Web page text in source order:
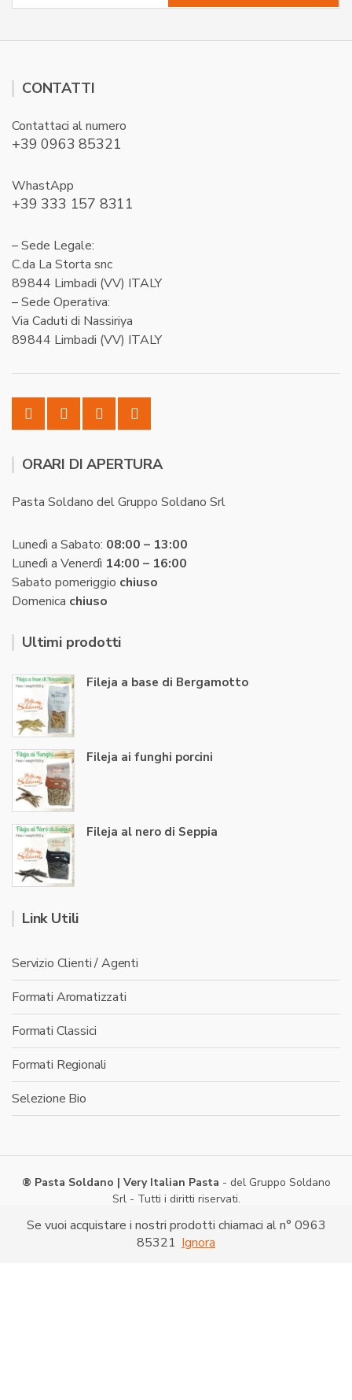
Se vuoi acquistare i nostri prodotti chiamaci al n° 0963
85321 Ignora
CONTATTI
Contattaci al numero
+39 0963 85321
WhastApp
+39 333 157 8311
– Sede Legale:
C.da La Storta snc
89844 Limbadi (VV) ITALY
– Sede Operativa:
Via Caduti di Nassiriya
89844 Limbadi (VV) ITALY
ORARI DI APERTURA
Pasta Soldano del Gruppo Soldano Srl
Lunedì a Sabato: 08:00 – 13:00
Lunedì a Venerdì 14:00 – 16:00
Sabato pomeriggio chiuso
Domenica chiuso
Ultimi prodotti
Fileja a base di Bergamotto
Fileja ai funghi porcini
Fileja al nero di Seppia
Link Utili
Servizio Clienti / Agenti
Formati Aromatizzati
Formati Classici
Formati Regionali
Selezione Bio
® Pasta Soldano | Very Italian Pasta - del Gruppo Soldano
Srl - Tutti i diritti riservati.
Via Caduti di Nassiriya -Shopping on line - P. IVA:
03286520790